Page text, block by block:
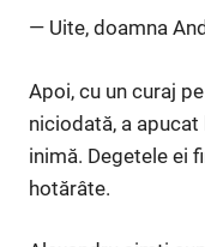
— Uite, doamna
Apoi, cu un curaj
niciodată, a
inimă. Degetele ei
hotărâte.